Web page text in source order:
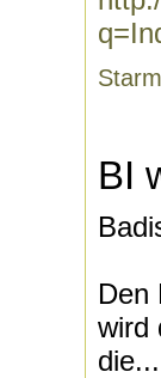
BI
Den
wird
die...